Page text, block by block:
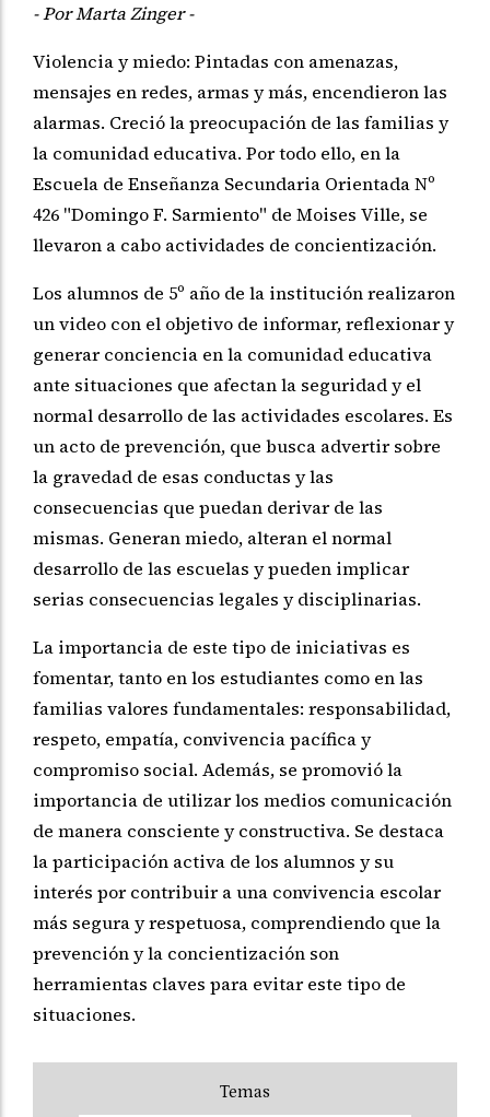
- Por Marta Zinger -
Violencia y miedo: Pintadas con amenazas,
mensajes en redes, armas ymás, encendieron las
alarmas. Creció la preocupación de las familias y
la comunidad educativa. Por todo ello, en la
Escuela de Enseñanza Secundaria Orientada Nº
426 "Domingo F. Sarmiento" de Moises Ville, se
llevaron a cabo actividades de concientización.
Los alumnos de 5º año de la institución realizaron
un video con el objetivo de informar,reflexionar y
generar conciencia en la comunidad educativa
ante situaciones que afectan la seguridad y el
normal desarrollo de las actividades escolares. Es
un acto de prevención, que busca advertirsobre
la gravedad de esas conductas y las
consecuencias que puedan derivar de las
mismas. Generan miedo, alteran el normal
desarrollo de las escuelas y pueden implicar
serias consecuencias legales ydisciplinarias.
La importancia de este tipo de iniciativas es
fomentar,tanto en los estudiantes como en las
familias valores fundamentales: responsabilidad,
respeto, empatía, convivencia pacífica y
compromiso social. Además, se promovió la
importancia de utilizar los medios comunicación
de manera consciente y constructiva. Se destaca
laparticipación activa de los alumnos y su
interés por contribuir a una convivencia escolar
más segura y respetuosa, comprendiendo que la
prevención y la concientización son
herramientas claves para evitar este tipo de
situaciones.